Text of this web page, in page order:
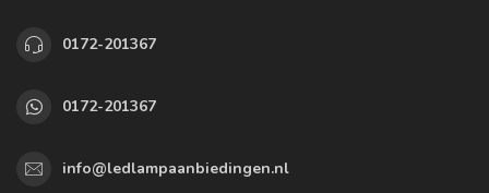
0172-201367
0172-201367
info@ledlampaanbiedingen.nl